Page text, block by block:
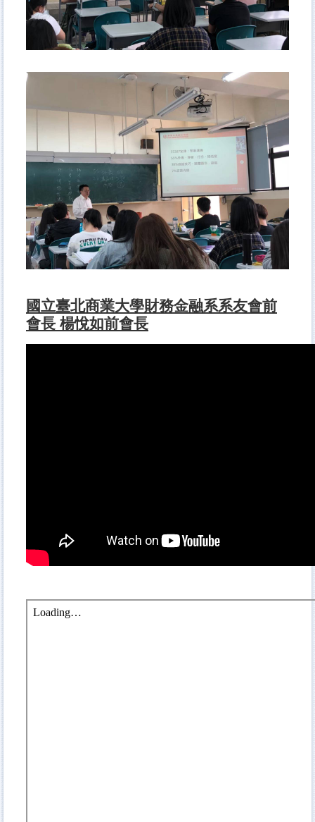
國立臺北商業大學財務金融系系友會前
會長 楊悅如前會長